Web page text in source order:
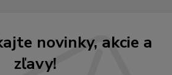
novinky, akcie a
zľavy!